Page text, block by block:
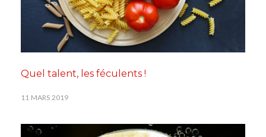
Quel talent, les féculents !
11 MARS 2019